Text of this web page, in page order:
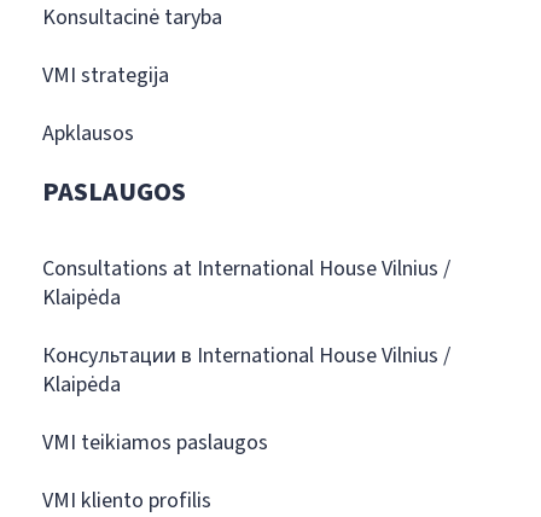
Konsultacinė taryba
VMI strategija
Apklausos
PASLAUGOS
Consultations at International House Vilnius /
Klaipėda
Консультации в International House Vilnius /
Klaipėda
VMI teikiamos paslaugos
VMI kliento profilis